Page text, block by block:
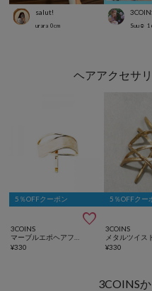
salut!
urara 0cm Suu☺︎
ヘアアクセサ
5％OFFクーポン

3COINS
¥330
5％OFFクー
3COINS
¥330
3COINS